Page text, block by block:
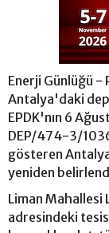
Enerji Günlüğü
Antalya'daki
EPDK'nın 6
DEP/474-3/
gösteren
yeniden
Liman Mahallesi
adresindeki